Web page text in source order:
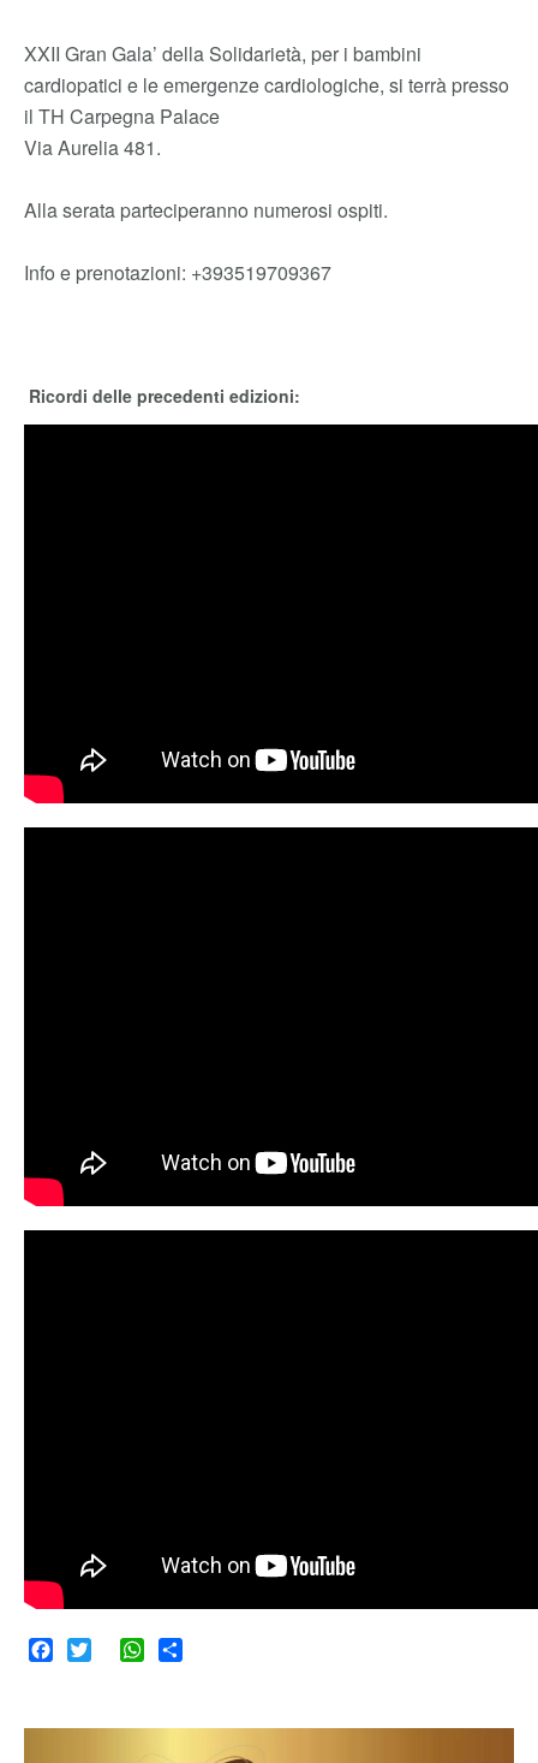
XXII Gran Gala’ della Solidarietà, per i bambini
cardiopatici e le emergenze cardiologiche, si terrà presso
il TH Carpegna Palace
Via Aurelia 481.
Alla serata parteciperanno numerosi ospiti.
Info e prenotazioni: +393519709367
Ricordi delle precedenti edizioni: